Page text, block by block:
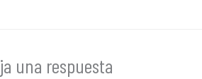
una respuesta